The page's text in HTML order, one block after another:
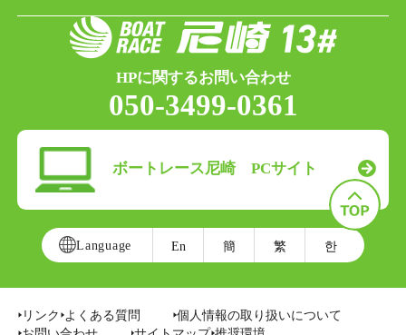
HPに関するお問い合わせ
050-3499-0361
ボートレース尼崎 PCサイト
Language En 簡 繁 한
リンク よくある質問
個人情報の取り扱いについて